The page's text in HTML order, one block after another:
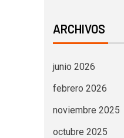
ARCHIVOS
junio 2026
febrero 2026
noviembre 2025
octubre 2025